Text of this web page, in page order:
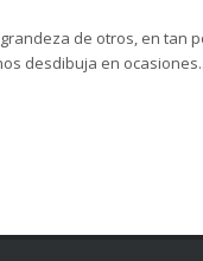
de otros, en tan
desdibuja en